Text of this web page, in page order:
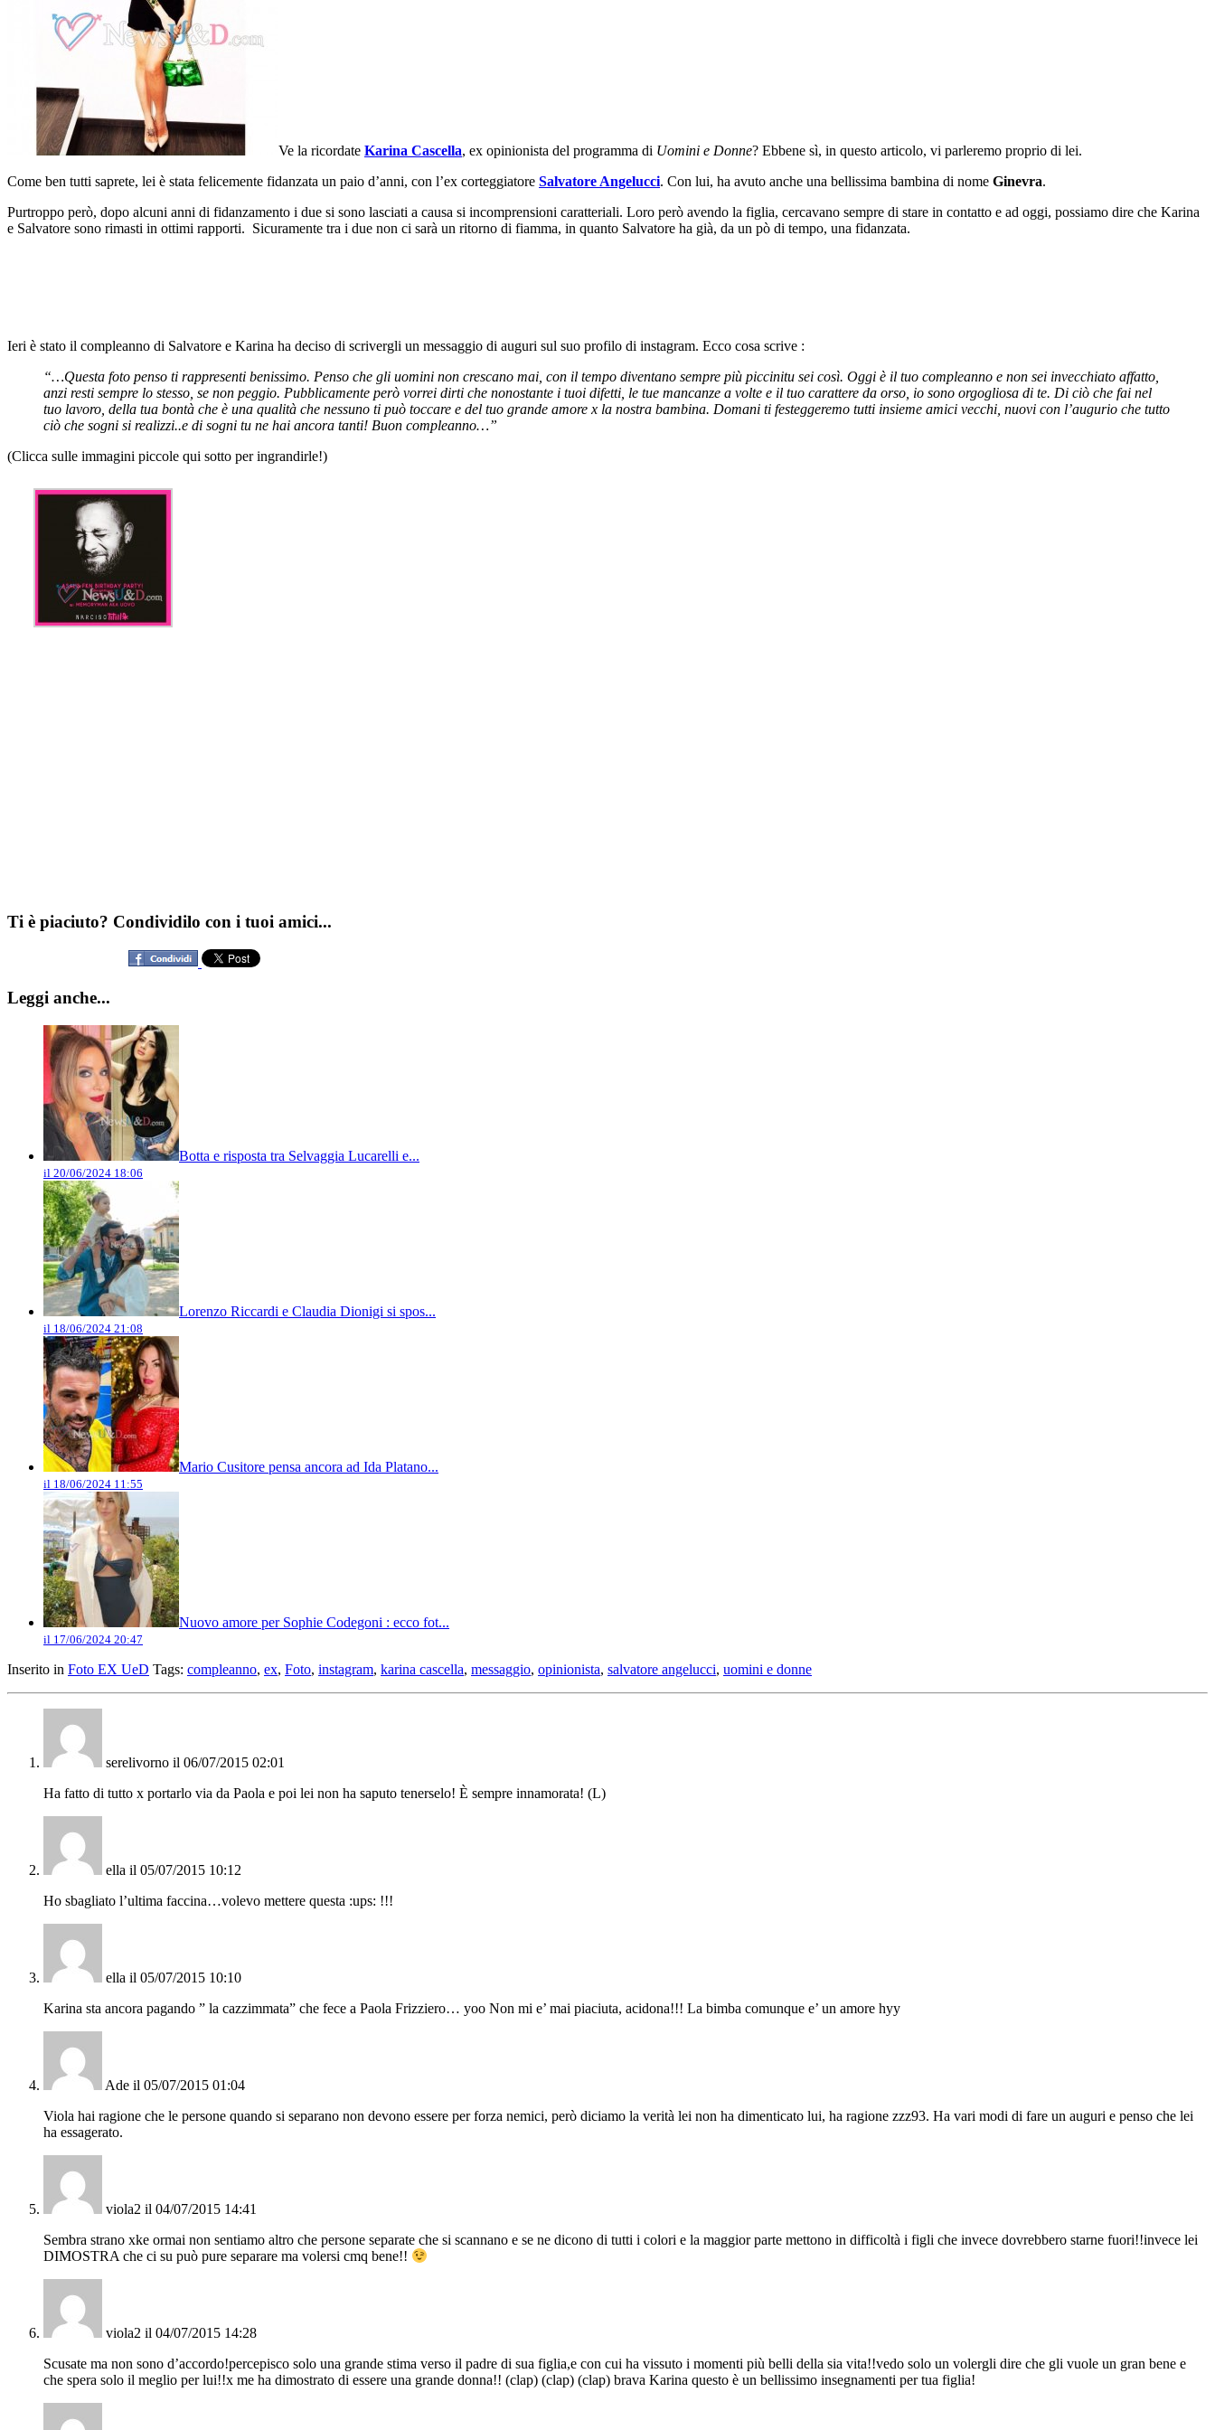
Ve la ricordate Karina Cascella, ex opinionista del programma di Uomini e Donne? Ebbene sì, in questo articolo, vi parleremo proprio di lei.
Come ben tutti saprete, lei è stata felicemente fidanzata un paio d’anni, con l’ex corteggiatore Salvatore Angelucci. Con lui, ha avuto anche una bellissima bambina di nome Ginevra.
Purtroppo però, dopo alcuni anni di fidanzamento i due si sono lasciati a causa si incomprensioni caratteriali. Loro però avendo la figlia, cercavano sempre di stare in contatto e ad oggi, possiamo dire che Karina
e Salvatore sono rimasti in ottimi rapporti. Sicuramente tra i due non ci sarà un ritorno di fiamma, in quanto Salvatore ha già, da un pò di tempo, una fidanzata.
Ieri è stato il compleanno di Salvatore e Karina ha deciso di scrivergli un messaggio di auguri sul suo profilo di instagram. Ecco cosa scrive :
“…Questa foto penso ti rappresenti benissimo. Penso che gli uomini non crescano mai, con il tempo diventano sempre più piccinitu sei così. Oggi è il tuo compleanno e non sei invecchiato affatto,
anzi resti sempre lo stesso, se non peggio. Pubblicamente però vorrei dirti che nonostante i tuoi difetti, le tue mancanze a volte e il tuo carattere da orso, io sono orgogliosa di te. Di ciò che fai nel
tuo lavoro, della tua bontà che è una qualità che nessuno ti può toccare e del tuo grande amore x la nostra bambina. Domani ti festeggeremo tutti insieme amici vecchi, nuovi con l’augurio che tutto
ciò che sogni si realizzi..e di sogni tu ne hai ancora tanti! Buon compleanno…”
(Clicca sulle immagini piccole qui sotto per ingrandirle!)
Ti è piaciuto? Condividilo con i tuoi amici...
Leggi anche...
Botta e risposta tra Selvaggia Lucarelli e...
il 20/06/2024 18:06
Lorenzo Riccardi e Claudia Dionigi si spos...
il 18/06/2024 21:08
Mario Cusitore pensa ancora ad Ida Platano...
il 18/06/2024 11:55
Nuovo amore per Sophie Codegoni : ecco fot...
il 17/06/2024 20:47
Inserito in Foto EX UeD Tags: compleanno, ex, Foto, instagram, karina cascella, messaggio, opinionista, salvatore angelucci, uomini e donne
serelivorno il 06/07/2015 02:01
Ha fatto di tutto x portarlo via da Paola e poi lei non ha saputo tenerselo! È sempre innamorata! (L)
ella il 05/07/2015 10:12
Ho sbagliato l’ultima faccina…volevo mettere questa :ups: !!!
ella il 05/07/2015 10:10
Karina sta ancora pagando ” la cazzimmata” che fece a Paola Frizziero… yoo Non mi e’ mai piaciuta, acidona!!! La bimba comunque e’ un amore hyy
Ade il 05/07/2015 01:04
Viola hai ragione che le persone quando si separano non devono essere per forza nemici, però diciamo la verità lei non ha dimenticato lui, ha ragione zzz93. Ha vari modi di fare un auguri e penso che lei
ha essagerato.
viola2 il 04/07/2015 14:41
Sembra strano xke ormai non sentiamo altro che persone separate che si scannano e se ne dicono di tutti i colori e la maggior parte mettono in difficoltà i figli che invece dovrebbero starne fuori!!invece lei
DIMOSTRA che ci su può pure separare ma volersi cmq bene!!
viola2 il 04/07/2015 14:28
Scusate ma non sono d’accordo!percepisco solo una grande stima verso il padre di sua figlia,e con cui ha vissuto i momenti più belli della sia vita!!vedo solo un volergli dire che gli vuole un gran bene e
che spera solo il meglio per lui!!x me ha dimostrato di essere una grande donna!! (clap) (clap) (clap) brava Karina questo è un bellissimo insegnamenti per tua figlia!